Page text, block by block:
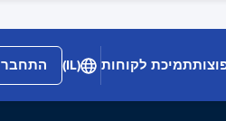
תמיכת לקוחות (IL) התחבר